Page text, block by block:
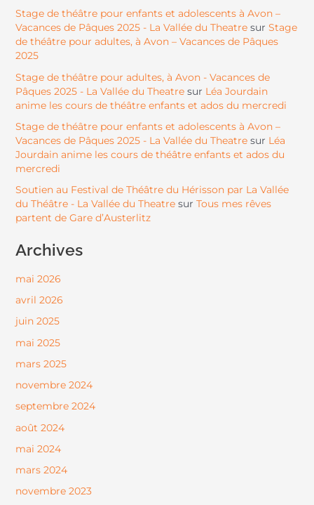
Stage de théâtre pour enfants et adolescents à Avon –
Vacances de Pâques 2025 - La Vallée du Theatresur Stage
de théâtre pour adultes, à Avon – Vacances de Pâques
2025
Stage de théâtre pour adultes, à Avon - Vacances de
Pâques 2025 - La Vallée du Theatresur Léa Jourdain
anime les cours de théâtre enfants et ados du mercredi
Stage de théâtre pour enfants et adolescents à Avon –
Vacances de Pâques 2025 - La Vallée du Theatresur Léa
Jourdain anime les cours de théâtre enfants et ados du
mercredi
Soutien au Festival de Théâtre du Hérisson par La Vallée
du Théâtre - La Vallée du Theatresur Tous mes rêves
partent de Gare d’Austerlitz
Archives
mai 2026
avril 2026
juin 2025
mai 2025
mars 2025
novembre 2024
septembre 2024
août 2024
mai 2024
mars 2024
novembre 2023